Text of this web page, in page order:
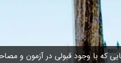
که با وجود قبولی در آزمون و